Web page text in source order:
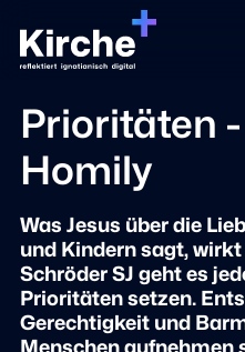
Prioritäten
Homily
Was Jesus über die
und Kindern sagt,
Schröder SJ geht es
Prioritäten setzen.
Gerechtigkeit und
Menschen aufnehmen